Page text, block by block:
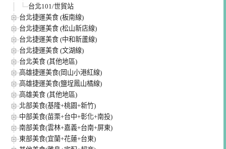
台北101/世貿站
台北捷運美食 (板南線)
台北捷運美食 (松山新店線)
台北捷運美食 (中和新蘆線)
台北捷運美食 (文湖線)
台北美食 (其他地區)
高雄捷運美食(岡山小港紅線)
高雄捷運美食(鹽埕鳳山橘線)
高雄美食 (其他地區)
北部美食(基隆+桃園+新竹)
中部美食(苗栗+台中+彰化+南投)
南部美食(雲林+嘉義+台南+屏東)
東部美食(宜蘭+花蓮+台東)